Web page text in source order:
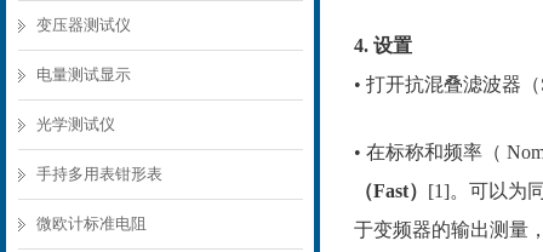
变压器测试仪
电量测试显示
光学测试仪
手持多用表钳形表
微欧计标准电阻
4. 设置
• 打开抗混叠滤波器（
• 在标称和频率（
（Fast） [1]。可以为
于变频器的输出测量